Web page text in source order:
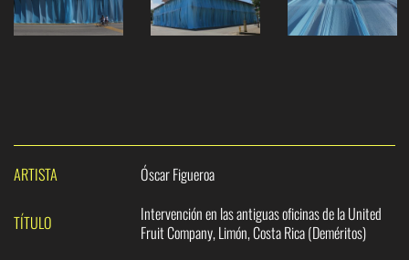
ARTISTA Óscar Figueroa
TÍTULO
Intervención en las antiguas oficinas de la United
Fruit Company, Limón, Costa Rica (Deméritos)